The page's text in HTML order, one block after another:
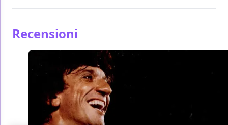
Recensioni